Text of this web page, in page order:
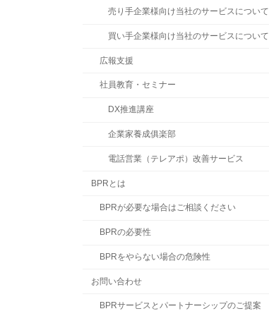
売り手企業様向け当社のサービスについて
買い手企業様向け当社のサービスについて
広報支援
社員教育・セミナー
DX推進講座
企業家養成俱楽部
電話営業（テレアポ）改善サービス
BPRとは
BPRが必要な場合はご相談ください
BPRの必要性
BPRをやらない場合の危険性
お問い合わせ
BPRサービスとパートナーシップのご提案